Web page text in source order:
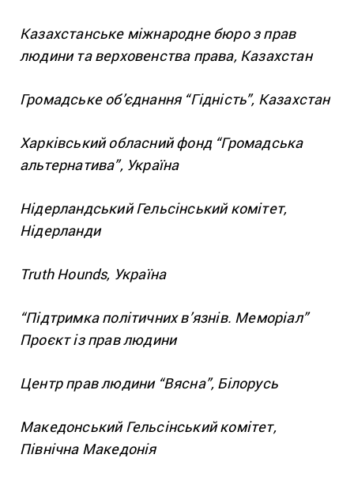
Казахстанське міжнародне бюро з прав
людини та верховенства права, Казахстан
Громадське об’єднання “Гідність”, Казахстан
Харківський обласний фонд “Громадська
альтернатива”, Україна
Нідерландський Гельсінський комітет,
Нідерланди
Truth Hounds, Україна
“Підтримка політичних в’язнів. Меморіал”
Проєкт із прав людини
Центр прав людини “Вясна”, Білорусь
Македонський Гельсінський комітет,
Північна Македонія